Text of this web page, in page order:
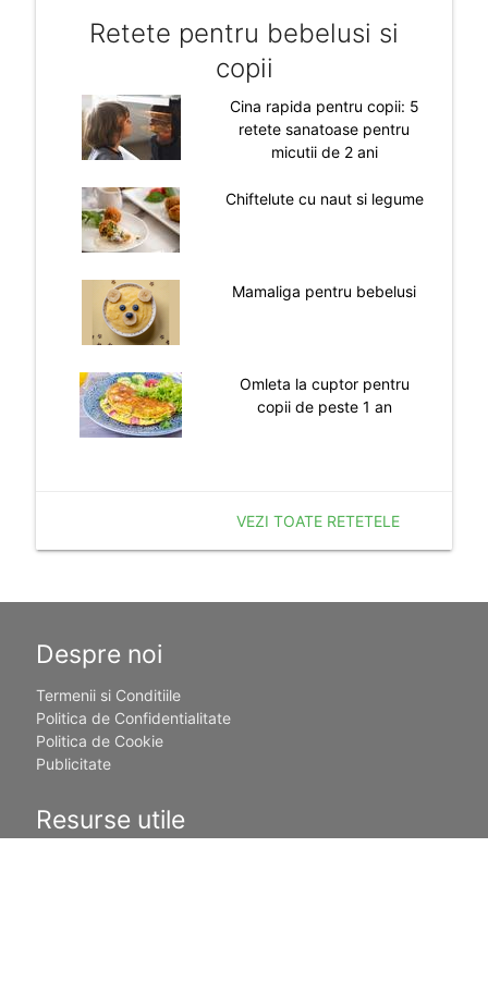
Retete pentru bebelusi si
copii
Cina rapida pentru copii: 5
retete sanatoase pentru
micutii de 2 ani
Chiftelute cu naut si legume
Mamaliga pentru bebelusi
Omleta la cuptor pentru
copii de peste 1 an
VEZI TOATE RETETELE
Despre noi
Termenii si Conditiile
Politica de Confidentialitate
Politica de Cookie
Publicitate
Resurse utile